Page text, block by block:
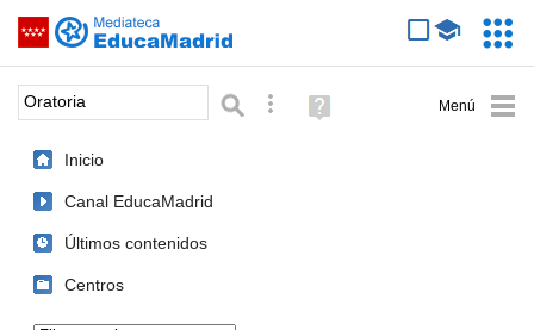
Saltar navegación
Palabra o frase: Búsqueda avanzada
Ayuda
(en
Inicio
Canal EducaMadrid
Últimos contenidos
Centros